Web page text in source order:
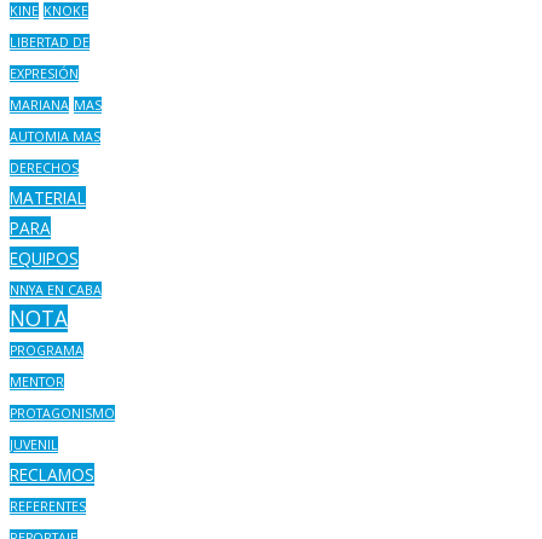
KINE KNOKE
LIBERTAD DE
EXPRESIÓN
MARIANA MAS
AUTOMIA MAS
DERECHOS
MATERIAL
PARA
EQUIPOS
NNYA EN CABA
NOTA
PROGRAMA
MENTOR
PROTAGONISMO
JUVENIL
RECLAMOS
REFERENTES